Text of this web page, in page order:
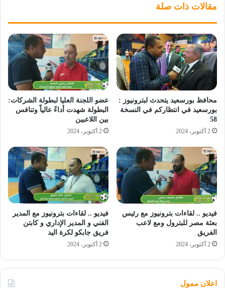
مقالات ذات صلة
محافظ بورسعيد يتحدث لبترونيوز :
بورسعيد في انتظاركم في النسخة
58
2 أكتوبر، 2024
عضو اللجنة العليا لبطولة الشركات:
البطولة شهدت أداءً عالياً وتنافس
بين اللاعبين
2 أكتوبر، 2024
فيديو .. لقاءات بترونيوز مع رئيس
بعثة مصر للبترول ومع لاعب
الفريق
2 أكتوبر، 2024
فيديو .. لقاءات بترونيوز مع المدير
الفني و المدير الإداري و كابتن
فريق جابكو لكرة اليد
2 أكتوبر، 2024
اعلان ممول